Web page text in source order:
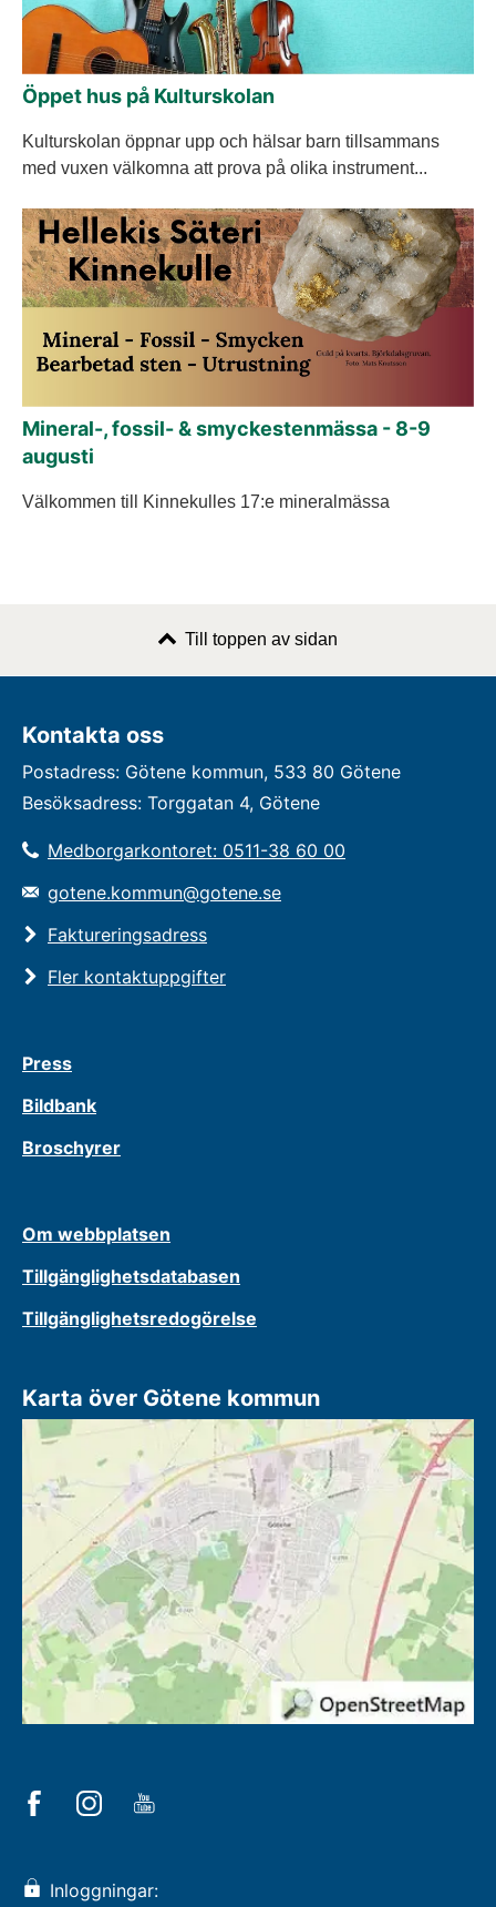
Öppet hus på Kulturskolan
Kulturskolan öppnar upp och hälsar barn tillsammans
med vuxen välkomna att prova på olika instrument...
Mineral-, fossil- & smyckestenmässa - 8-9
augusti
Välkommen till Kinnekulles 17:e mineralmässa
Till toppen av sidan
Kontakta oss
Postadress: Götene kommun, 533 80 Götene
Besöksadress: Torggatan 4, Götene
Medborgarkontoret: 0511-38 60 00
gotene.kommun@gotene.se
Faktureringsadress
Fler kontaktuppgifter
Press
Bildbank
Broschyrer
Om webbplatsen
Tillgänglighetsdatabasen
Tillgänglighetsredogörelse
Karta över Götene kommun
Inloggningar: